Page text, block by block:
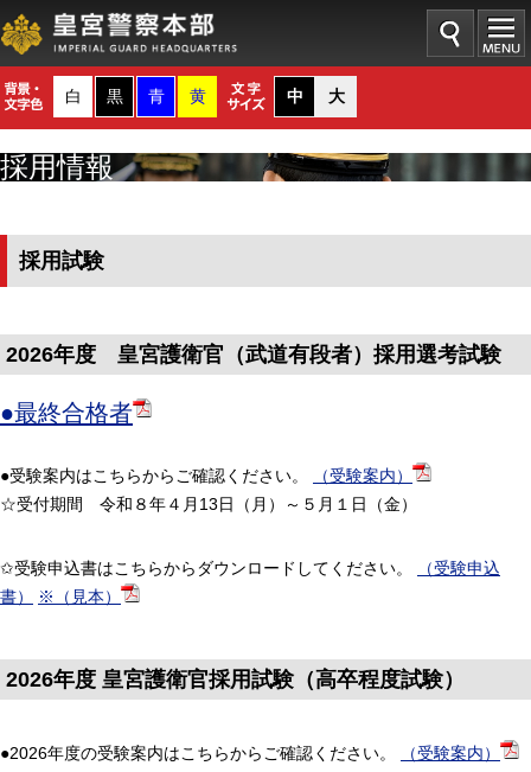
白 黒 青 黄 中 大
採用情報
採用試験
2026年度 皇宮護衛官（武道有段者）採用選考試験
●最終合格者
●受験案内はこちらからご確認ください。
（受験案内）
☆受付期間 令和８年４月13日（月）～５月１日（金）
✩受験申込書はこちらからダウンロードしてください。
（受験申込
書）
※（見本）
2026年度 皇宮護衛官採用試験（高卒程度試験）
●2026年度の受験案内はこちらからご確認ください。
（受験案内）